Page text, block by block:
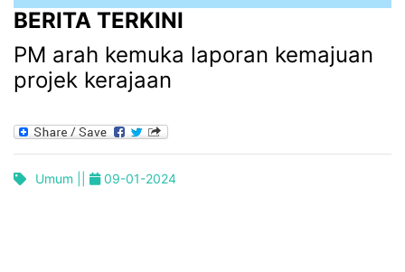
BERITA TERKINI
PM arah kemuka laporan kemajuan
projek kerajaan
Umum || 09-01-2024